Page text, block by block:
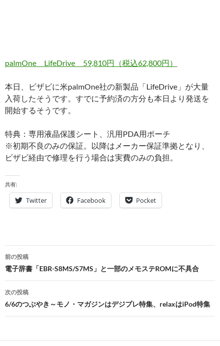
palmOne LifeDrive 59,810円（税込62,800円）
本日、ビザビに米palmOne社の新製品「LifeDrive」が大量
入荷したそうです。すでに予約済の方分も本日より発送を
開始するそうです。
特典：専用液晶保護シート、汎用PDA用ポーチ
※初期不良のみの保証。以降はメーカー保証準拠となり、
ビザビ経由で修理を行う場合は実費のみの負担。
共有:
Twitter Facebook Pocket
投
稿
ナ
ビ
ゲ
ー
前の投稿
電子辞書「EBR-S8MS/S7MS」と一部のメモステROMに不具合
次の投稿
6/6のつぶやき～モノ・マガジンはデジプレ特集、relaxはiPod特集